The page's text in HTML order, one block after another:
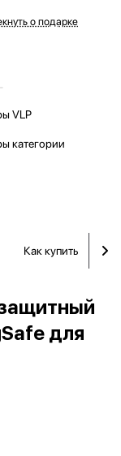
о подарке
VLP
категории
Как купить
для